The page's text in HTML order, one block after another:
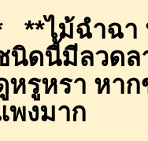
**ไม้ฉำฉา
นิดนี้มีลวดล
หรูหรา หาก
พงมาก